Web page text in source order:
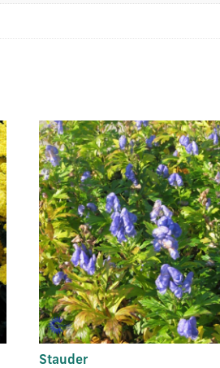
Stauder